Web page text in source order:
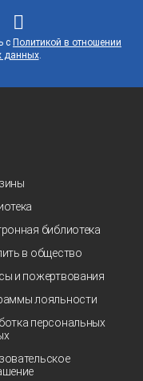
с Политикой в отношении
данных.
библиотека
в общество
и пожертвования
лояльности
персональных